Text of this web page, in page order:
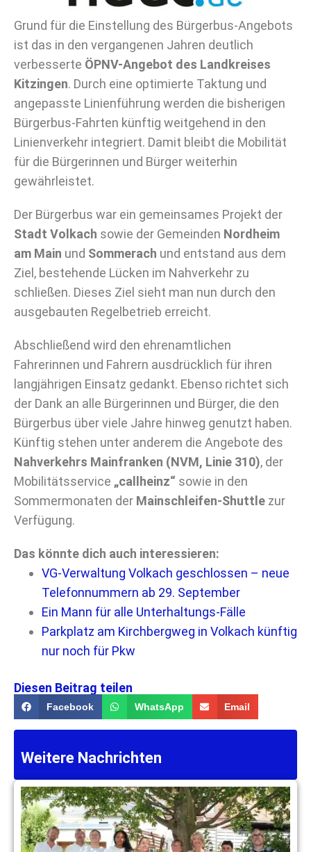
Grund für die Einstellung des Bürgerbus-Angebots
ist das in den vergangenen Jahren deutlich
verbesserte ÖPNV-Angebot des Landkreises
Kitzingen. Durch eine optimierte Taktung und
angepasste Linienführung werden die bisherigen
Bürgerbus-Fahrten künftig weitgehend in den
Linienverkehr integriert. Damit bleibt die Mobilität
für die Bürgerinnen und Bürger weiterhin
gewährleistet.
Der Bürgerbus war ein gemeinsames Projekt der
Stadt Volkach sowie der Gemeinden Nordheim
am Main und Sommerach und entstand aus dem
Ziel, bestehende Lücken im Nahverkehr zu
schließen. Dieses Ziel sieht man nun durch den
ausgebauten Regelbetrieb erreicht.
Abschließend wird den ehrenamtlichen
Fahrerinnen und Fahrern ausdrücklich für ihren
langjährigen Einsatz gedankt. Ebenso richtet sich
der Dank an alle Bürgerinnen und Bürger, die den
Bürgerbus über viele Jahre hinweg genutzt haben.
Künftig stehen unter anderem die Angebote des
Nahverkehrs Mainfranken (NVM, Linie 310), der
Mobilitätsservice „callheinz“ sowie in den
Sommermonaten der Mainschleifen-Shuttle zur
Verfügung.
Das könnte dich auch interessieren:
VG-Verwaltung Volkach geschlossen – neue
Telefonnummern ab 29. September
Ein Mann für alle Unterhaltungs-Fälle
Parkplatz am Kirchbergweg in Volkach künftig
nur noch für Pkw
Diesen Beitrag teilen
Facebook WhatsApp Email
Weitere Nachrichten